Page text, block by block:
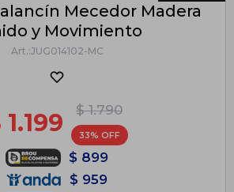
Mecedor Madera
y Movimiento
JUG014102-MC
$ 1.790
1.199 33
$ 899
$ 959